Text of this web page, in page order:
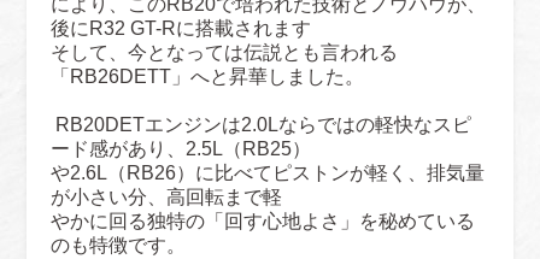
により、 このRB20で培われた技術とノウハウが、
後にR32 GT-Rに搭載されます
そして、今となっては伝説とも言われる
「RB26DETT」へと昇華しました。
RB20DETエンジンは2.0Lならではの軽快なスピ
ード感があり、 2.5L（RB25）
や2.6L（RB26）に比べてピストンが軽く、排気量
が小さい分、高回転まで軽
やかに回る独特の「回す心地よさ」を秘めている
のも特徴です。